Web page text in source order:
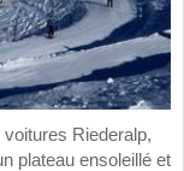
Riederalp,
plateau ensoleillé et